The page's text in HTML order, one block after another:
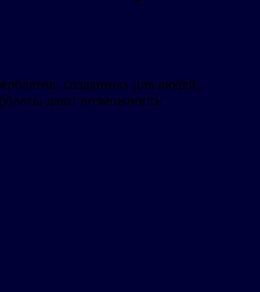
созданных для людей,
дают возможность